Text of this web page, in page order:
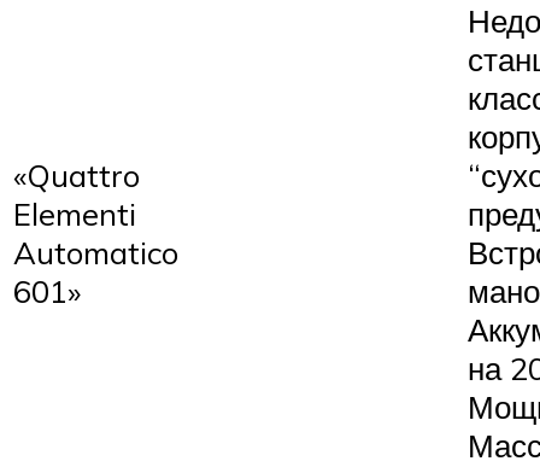
«Quattro
Elementi
Automatico
601»
на